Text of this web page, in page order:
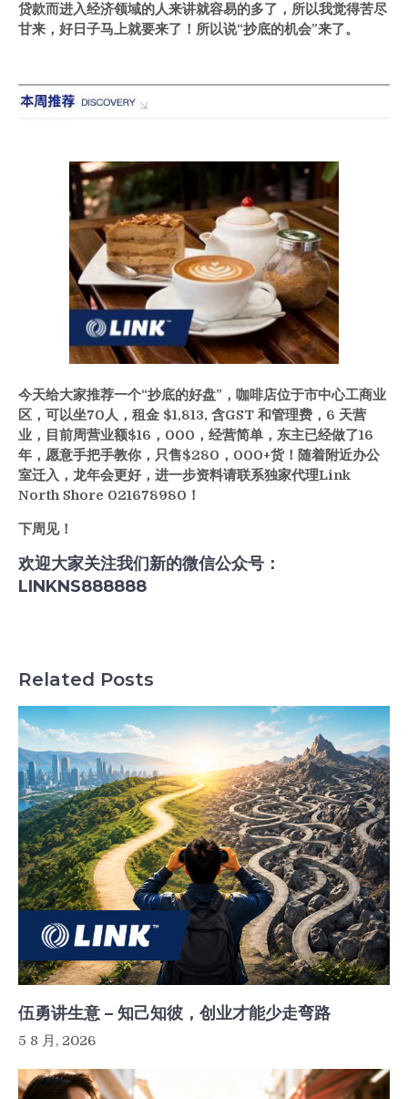
贷款而进入经济领域的人来讲就容易的多了，所以我觉得苦尽
甘来，好日子马上就要来了！所以说“抄底的机会”来了。
今天给大家推荐一个“抄底的好盘”，咖啡店位于市中心工商业
区，可以坐70人，租金 $1,813, 含GST 和管理费，6 天营
业，目前周营业额$16，000，经营简单，东主已经做了16
年，愿意手把手教你，只售$280，000+货！随着附近办公
室迁入，龙年会更好，进一步资料请联系独家代理Link
North Shore 021678980！
下周见！
欢迎大家关注我们新的微信公众号：
LINKNS888888
Related Posts
伍勇讲生意 – 知己知彼，创业才能少走弯路
5 8 月, 2026